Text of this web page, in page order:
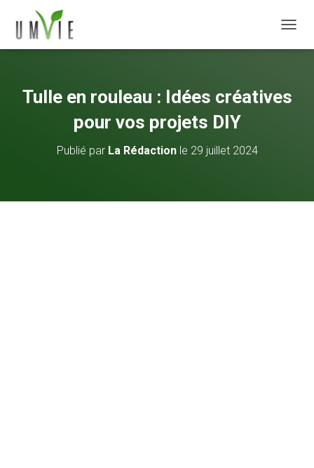
Tulle en rouleau : Idées créatives
pour vos projets DIY
Publié par La Rédactionle 29 juillet 2024